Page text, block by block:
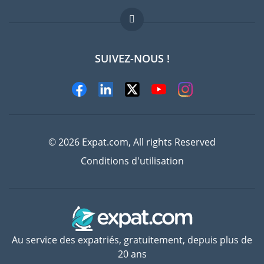
Offres d'emploi
FAQ
Experts
SUIVEZ-NOUS !
© 2026 Expat.com, All rights Reserved
Conditions d'utilisation
Au service des expatriés, gratuitement, depuis plus de
20 ans